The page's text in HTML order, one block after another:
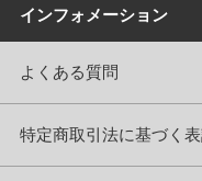
インフォメーション
よくある質問
特定商取引法に基づく